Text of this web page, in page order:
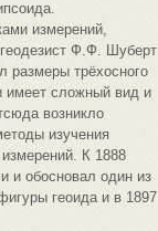
измерений,
Ф.Ф. Шуберт
размеры трёхосного
имеет сложный вид и
возникло
изучения
К 1888
и обосновал один из
геоида и в 1897